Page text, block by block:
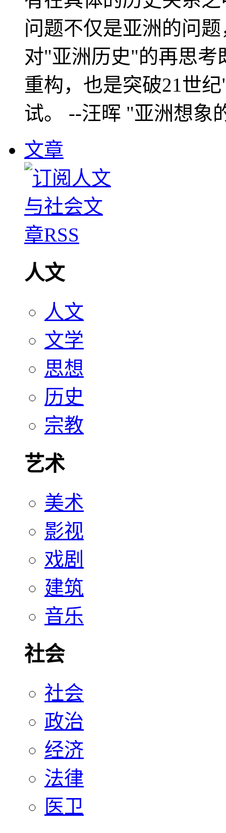
问题不仅是亚洲的问
对"亚洲历史"的再思考
重构，也是突破21世
试。 --汪晖 "亚洲想象
文章
人文
人文
文学
思想
历史
宗教
艺术
美术
影视
戏剧
建筑
音乐
社会
社会
政治
经济
法律
医卫